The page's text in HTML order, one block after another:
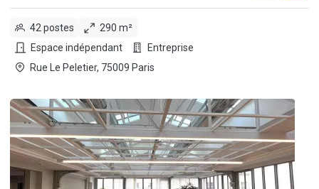
42 postes
290 m²
Espace indépendant
Entreprise
Rue Le Peletier, 75009 Paris